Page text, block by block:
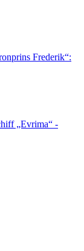
Frederik“:
„Evrima“ -